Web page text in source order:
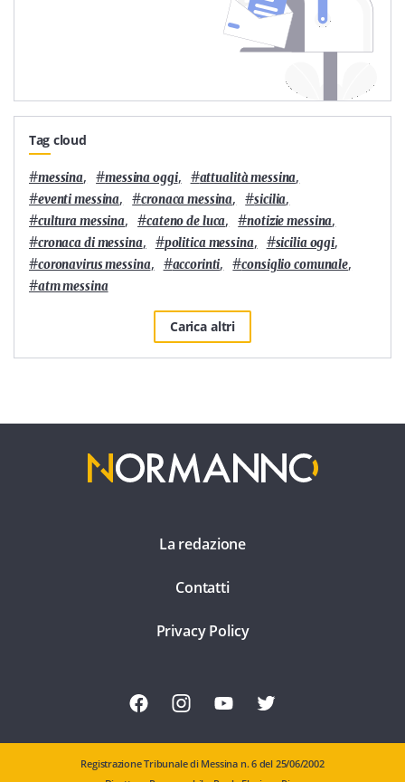
Tag cloud
#messina, #messina oggi, #attualità messina,
#eventi messina, #cronaca messina, #sicilia,
#cultura messina, #cateno de luca, #notizie messina,
#cronaca di messina, #politica messina, #sicilia oggi,
#coronavirus messina, #accorinti, #consiglio comunale,
#atm messina
Carica altri
La redazione
Contatti
Privacy Policy
Registrazione Tribunale di Messina n. 6 del 25/06/2002